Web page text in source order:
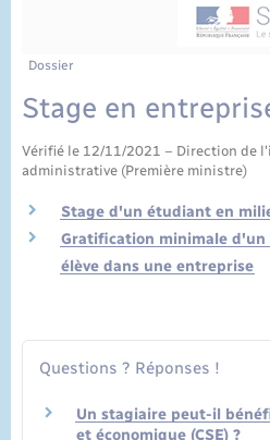
Dossier
Stage en
Vérifié le 12/11/2021 – Direction de
administrative (Première ministre)
Stage d'un étudiant en
Gratification minimale
élève dans une entreprise
Questions ? Réponses !
Un stagiaire peut-il
et économique (CSE) ?